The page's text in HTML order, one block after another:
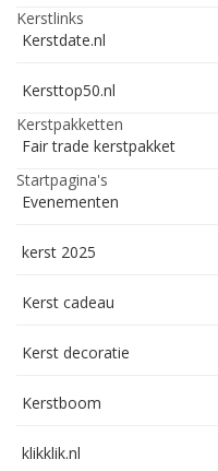
Kerstlinks
Kerstdate.nl
Kersttop50.nl
Kerstpakketten
Fair trade kerstpakket
Startpagina's
Evenementen
kerst 2025
Kerst cadeau
Kerst decoratie
Kerstboom
klikklik.nl